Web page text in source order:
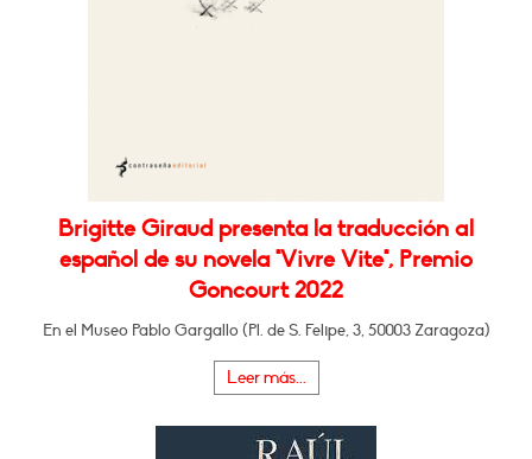
Brigitte Giraud presenta la traducción al
español de su novela "Vivre Vite", Premio
Goncourt 2022
En el Museo Pablo Gargallo (Pl. de S. Felipe, 3, 50003 Zaragoza)
Leer más...